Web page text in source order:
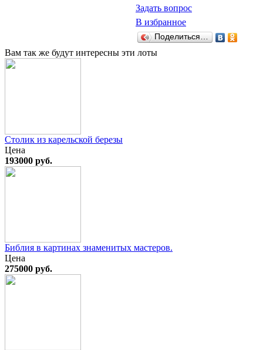
Задать вопрос
В избранное
Поделиться…
Вам так же будут интересны эти лоты
Столик из карельской березы
Цена
193000 руб.
Библия в картинах знаменитых мастеров.
Цена
275000 руб.